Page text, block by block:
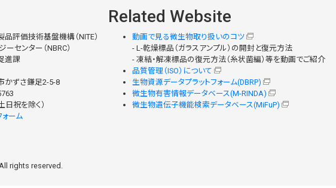
評価技術基盤機構（NITE）
ーセンター（NBRC）
進課
かずさ鎌足2-5-8
日祝を除く）
ーム
Related Website
動画で見る微生物取り扱いのコツ
- L-乾燥標品（ガラスアンプル）の開封と復元方法
- 凍結・解凍標品の復元方法（糸状菌編）等を動画でご紹介
品質管理（ISO）について
生物資源データプラットフォーム(DBRP)
微生物有害情報データベース(M-RINDA)
微生物遺伝子機能検索データベース(MiFuP)
rights reserved.